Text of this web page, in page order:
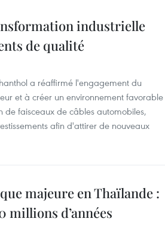
industrielle
de qualité
a réaffirmé l'engagement du
et à créer un environnement favorable
faisceaux de câbles automobiles,
afin d'attirer de nouveaux
majeure en Thaïlande :
millions d’années